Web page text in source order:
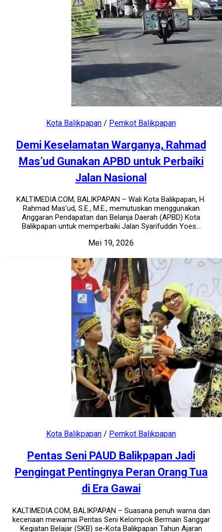
Kota Balikpapan / Pemkot Balikpapan
Demi Keselamatan Warganya, Rahmad
Mas’ud Gunakan APBD untuk Perbaiki
Jalan Nasional
KALTIMEDIA.COM, BALIKPAPAN – Wali Kota Balikpapan, H.
Rahmad Mas’ud, S.E., M.E., memutuskan menggunakan
Anggaran Pendapatan dan Belanja Daerah (APBD) Kota
Balikpapan untuk memperbaiki Jalan Syarifuddin Yoes...
Mei 19, 2026
Kota Balikpapan / Pemkot Balikpapan
Pentas Seni PAUD Balikpapan Jadi
Pengingat Pentingnya Peran Orang Tua
di Era Gawai
KALTIMEDIA.COM, BALIKPAPAN – Suasana penuh warna dan
keceriaan mewarnai Pentas Seni Kelompok Bermain Sanggar
Kegiatan Belajar (SKB) se-Kota Balikpapan Tahun Ajaran